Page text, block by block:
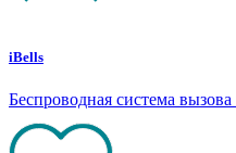
iBells
Беспроводная система